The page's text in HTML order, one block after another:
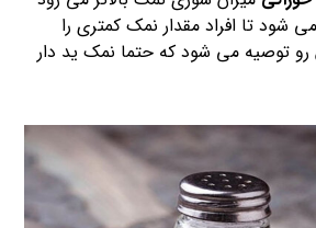
تا افراد مقدار نمک کمتری را
رو توصیه می شود که حتما نمک ید دار